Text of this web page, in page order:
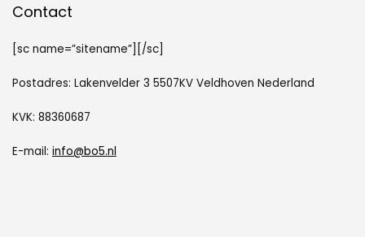
Contact
[sc name=”sitename”][/sc]
Postadres: Lakenvelder 3 5507KV Veldhoven Nederland
KVK: 88360687
E-mail: info@bo5.nl